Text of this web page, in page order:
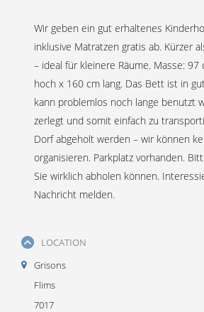
Wir geben ein gut erhaltenes
inklusive Matratzen gratis ab. Kürzer
– ideal für kleinere Räume. Masse:
hoch x 160 cm lang. Das Bett ist in
kann problemlos noch lange benutzt
zerlegt und somit einfach zu
Dorf abgeholt werden – wir können
organisieren. Parkplatz vorhanden.
Sie wirklich abholen können.
Nachricht melden.
LOCATION
Grisons
Flims
7017